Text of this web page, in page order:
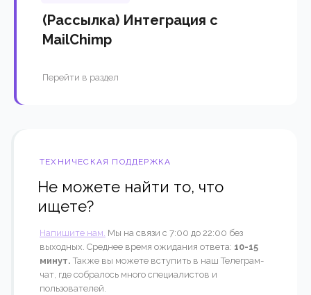
(Рассылка) Интеграция с
MailChimp
Перейти в раздел
ТЕХНИЧЕСКАЯ ПОДДЕРЖКА
Не можете найти то, что
ищете?
Напишите нам. Мы на связи с 7:00 до 22:00 без
выходных. Среднее время ожидания ответа: 10-15
минут. Также вы можете вступить в наш Телеграм-
чат, где собралось много специалистов и
пользователей.